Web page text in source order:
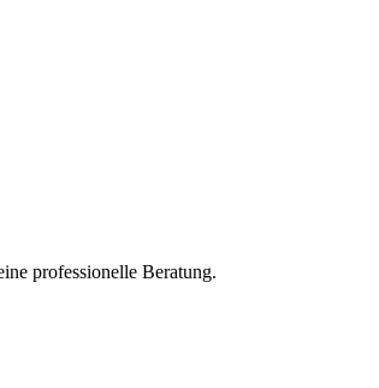
professionelle Beratung.